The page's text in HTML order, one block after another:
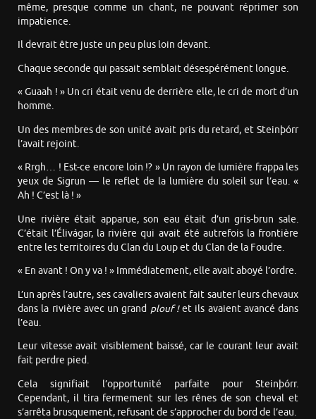
même, presque comme un chant, ne pouvant réprimer son
impatience.
Il devrait être juste un peu plus loin devant.
Chaque seconde qui passait semblait désespérément longue.
« Guaah ! » Un cri était venu de derrière elle, le cri de mort d’un
homme.
Un des membres de son unité avait pris du retard, et Steinþórr
l’avait rejoint.
« Rrgh… ! Est-ce encore loin !? » Un rayon de lumière frappa les
yeux de Sigrun — le reflet de la lumière du soleil sur l’eau. «
Ah ! C’est là ! »
Une rivière était apparue, son eau était d’un gris-brun sale.
C’était l’Élivágar, la rivière qui avait été autrefois la frontière
entre les territoires du Clan du Loup et du Clan de la Foudre.
« En avant ! On y va ! » Immédiatement, elle avait aboyé l’ordre.
L’un après l’autre, ses cavaliers avaient fait sauter leurs chevaux
dans la rivière avec un grand plouf !et ils avaient avancé dans
l’eau.
Leur vitesse avait visiblement baissé, car le courant leur avait
fait perdre pied.
Cela signifiait l’opportunité parfaite pour Steinþórr.
Cependant, il tira fermement sur les rênes de son cheval et
s’arrêta brusquement, refusant de s’approcher du bord de l’eau.